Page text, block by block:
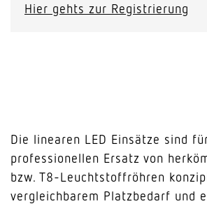
Hier gehts zur Registrierung
Die linearen LED Einsätze sind
professionellen Ersatz von
bzw. T8-Leuchtstoffröhren
vergleichbarem Platzbedarf und